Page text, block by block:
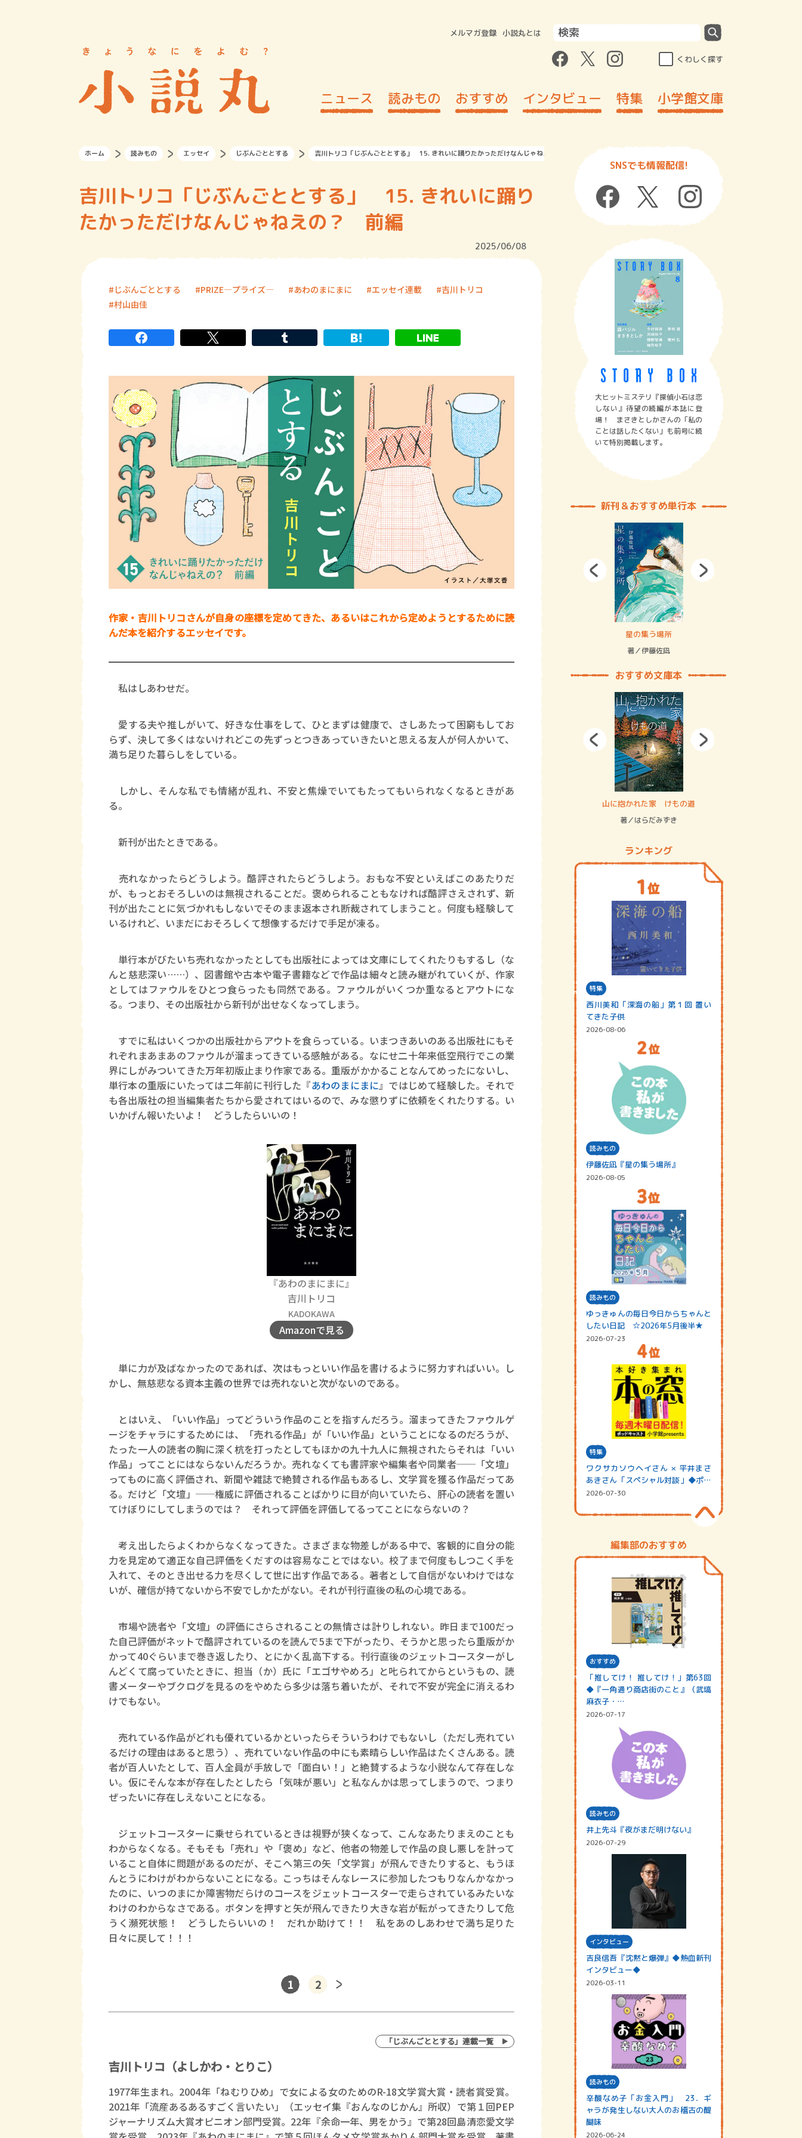
メルマガ登録 小説丸とは
くわしく探す
ニュース 読みもの おすすめ インタビュー 特集 小学館文庫
ホーム 読みもの エッセイ じぶんごととする 吉川トリコ「じぶんごととする」 15. きれいに踊りたかっただけなんじゃねえの？ 前編
吉川トリコ「じぶんごととする」 15. きれいに踊り
たかっただけなんじゃねえの？ 前編
2025/06/08
じぶんごととする PRIZE―プライズ― あわのまにまに エッセイ連載
吉川トリコ
村山由佳
作家・吉川トリコさんが自身の座標を定めてきた、あるいはこれから定めようとするために読
んだ本を紹介するエッセイです。
私はしあわせだ。
愛する夫や推しがいて、好きな仕事をして、ひとまずは健康で、さしあたって困窮もしてお
らず、決して多くはないけれどこの先ずっとつきあっていきたいと思える友人が何人かいて、
満ち足りた暮らしをしている。
しかし、そんな私でも情緒が乱れ、不安と焦燥でいてもたってもいられなくなるときがあ
る。
新刊が出たときである。
売れなかったらどうしよう。酷評されたらどうしよう。おもな不安といえばこのあたりだ
が、もっとおそろしいのは無視されることだ。褒められることもなければ酷評さえされず、新
刊が出たことに気づかれもしないでそのまま返本され断裁されてしまうこと。何度も経験して
いるけれど、いまだにおそろしくて想像するだけで手足が凍る。
単行本がびたいち売れなかったとしても出版社によっては文庫にしてくれたりもするし（な
んと慈悲深い……）、図書館や古本や電子書籍などで作品は細々と読み継がれていくが、作家
としてはファウルをひとつ食らったも同然である。ファウルがいくつか重なるとアウトにな
る。つまり、その出版社から新刊が出せなくなってしまう。
すでに私はいくつかの出版社からアウトを食らっている。いまつきあいのある出版社にもそ
れぞれまあまあのファウルが溜まってきている感触がある。なにせ二十年来低空飛行でこの業
界にしがみついてきた万年初版止まり作家である。重版がかかることなんてめったにないし、
単行本の重版にいたっては二年前に刊行した『あわのまにまに』ではじめて経験した。それで
も各出版社の担当編集者たちから愛されてはいるので、みな懲りずに依頼をくれたりする。い
いかげん報いたいよ！ どうしたらいいの！
『あわのまにまに』
吉川トリコ
KADOKAWA
Amazonで見る
単に力が及ばなかったのであれば、次はもっといい作品を書けるように努力すればいい。し
かし、無慈悲なる資本主義の世界では売れないと次がないのである。
とはいえ、「いい作品」ってどういう作品のことを指すんだろう。溜まってきたファウルゲ
ージをチャラにするためには、「売れる作品」が「いい作品」ということになるのだろうが、
たった一人の読者の胸に深く杭を打ったとしてもほかの九十九人に無視されたらそれは「いい
作品」ってことにはならないんだろうか。売れなくても書評家や編集者や同業者──「文壇」
ってものに高く評価され、新聞や雑誌で絶賛される作品もあるし、文学賞を獲る作品だってあ
る。だけど「文壇」──権威に評価されることばかりに目が向いていたら、肝心の読者を置い
てけぼりにしてしまうのでは？ それって評価を評価してるってことにならないの？
考え出したらよくわからなくなってきた。さまざまな物差しがある中で、客観的に自分の能
力を見定めて適正な自己評価をくだすのは容易なことではない。校了まで何度もしつこく手を
入れて、そのとき出せる力を尽くして世に出す作品である。著者として自信がないわけではな
いが、確信が持てないから不安でしかたがない。それが刊行直後の私の心境である。
市場や読者や「文壇」の評価にさらされることの無情さは計りしれない。昨日まで100だっ
た自己評価がネットで酷評されているのを読んで5まで下がったり、そうかと思ったら重版がか
かって40ぐらいまで巻き返したり、とにかく乱高下する。刊行直後のジェットコースターがし
んどくて腐っていたときに、担当（か）氏に「エゴサやめろ」と𠮟られてからというもの、読
書メーターやブクログを見るのをやめたら多少は落ち着いたが、それで不安が完全に消えるわ
けでもない。
売れている作品がどれも優れているかといったらそういうわけでもないし（ただし売れてい
るだけの理由はあると思う）、売れていない作品の中にも素晴らしい作品はたくさんある。読
者が百人いたとして、百人全員が手放しで「面白い！」と絶賛するような小説なんて存在しな
い。仮にそんな本が存在したとしたら「気味が悪い」と私なんかは思ってしまうので、つまり
ぜったいに存在しえないことになる。
ジェットコースターに乗せられているときは視野が狭くなって、こんなあたりまえのことも
わからなくなる。そもそも「売れ」や「褒め」など、他者の物差しで作品の良し悪しを計って
いること自体に問題があるのだが、そこへ第三の矢「文学賞」が飛んできたりすると、もうほ
んとうにわけがわからないことになる。こっちはそんなレースに参加したつもりなんかなかっ
たのに、いつのまにか障害物だらけのコースをジェットコースターで走らされているみたいな
わけのわからなさである。ボタンを押すと矢が飛んできたり大きな岩が転がってきたりして危
うく瀕死状態！ どうしたらいいの！ だれか助けて！！ 私をあのしあわせで満ち足りた
日々に戻して！！！
1 2
「じぶんごととする」連載一覧
吉川トリコ（よしかわ・とりこ）
1977年生まれ。2004年「ねむりひめ」で女による女のためのR-18文学賞大賞・読者賞受賞。
2021年「流産あるあるすごく言いたい」（エッセイ集『おんなのじかん』所収）で第１回PEP
ジャーナリズム大賞オピニオン部門受賞。22年『余命一年、男をかう』で第28回島清恋愛文学
SNSでも情報配信!
大ヒットミステリ『探偵小石は恋
しない』待望の続編が本誌に登
場！ まさきとしかさんの「私の
ことは話したくない」も前号に続
いて特別掲載します。
新刊＆おすすめ単行本
賞金稼ぎスリーサム！ 二重拘束の… 星の集う場所
著／伊藤佐凪
おすすめ文庫本
ロボット・イン・ザ・システム 山に抱かれた家 けもの道
著／はらだみずき
ランキング
特集
西川美和「深海の船」第１回 置い
てきた子供
2026-08-06
読みもの
伊藤佐凪『星の集う場所』
2026-08-05
読みもの
ゆっきゅんの毎日今日からちゃんと
したい日記 ☆2026年5月後半★
2026-07-23
特集
ワクサカソウヘイさん × 平井まさ
あきさん「スペシャル対談」◆ポッ
ドキャスト…
2026-07-30
編集部のおすすめ
おすすめ
「推してけ！ 推してけ！」第63回
◆『一角通り商店街のこと』（武塙
麻衣子・…
2026-07-17
読みもの
井上先斗『夜がまだ明けない』
2026-07-29
インタビュー
吉良信吾『沈黙と爆弾』◆熱血新刊
インタビュー◆
2026-03-11
読みもの
辛酸なめ子「お金入門」 23．ギ
ャラが発生しない大人のお稽古の醍
醐味
2026-06-24